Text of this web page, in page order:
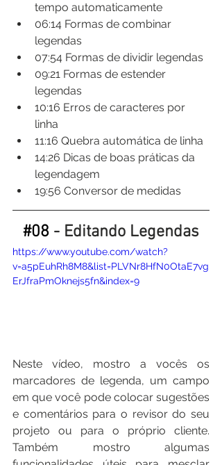
tempo automaticamente
06:14​ Formas de combinar
legendas
07:54​ Formas de dividir legendas
09:21​ Formas de estender
legendas
10:16​ Erros de caracteres por
linha
11:16​ Quebra automática de linha
14:26​ Dicas de boas práticas da
legendagem
19:56​ Conversor de medidas
#08 - Editando Legendas
https://www.youtube.com/watch?
v=a5pEuhRh8M8&list=PLVNr8HfN0OtaE7vg
ErJfraPmOknejs5fn&index=9
Neste vídeo, mostro a vocês os
marcadores de legenda, um campo
em que você pode colocar sugestões
e comentários para o revisor do seu
projeto ou para o próprio cliente.
Também mostro algumas